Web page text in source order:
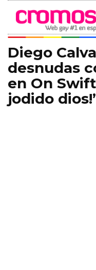
Diego
desnudas
en On Swift
jodido dios!’